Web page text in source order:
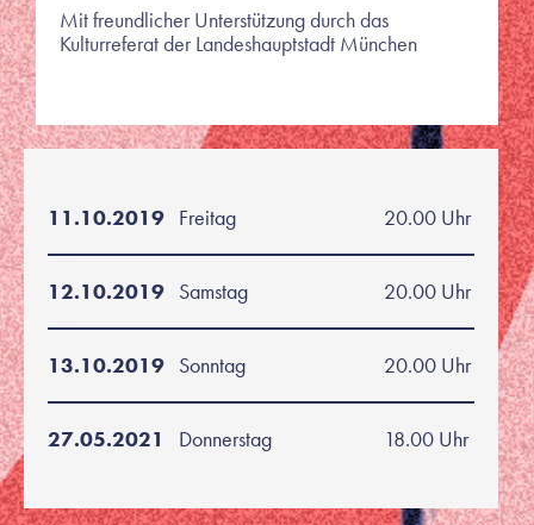
Mit freundlicher Unterstützung durch das
Kulturreferat der Landeshauptstadt München
11.10.2019 Freitag 20.00 Uhr
12.10.2019 Samstag 20.00 Uhr
13.10.2019 Sonntag 20.00 Uhr
27.05.2021 Donnerstag 18.00 Uhr